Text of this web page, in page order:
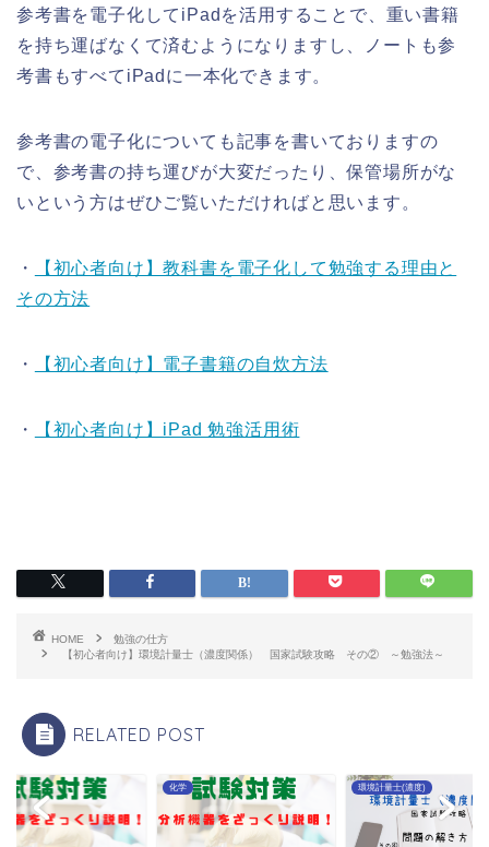
参考書を電子化してiPadを活用することで、重い書籍
を持ち運ばなくて済むようになりますし、ノートも参
考書もすべてiPadに一本化できます。
参考書の電子化についても記事を書いておりますの
で、参考書の持ち運びが大変だったり、保管場所がな
いという方はぜひご覧いただければと思います。
・
【初心者向け】教科書を電子化して勉強する理由と
その方法
・ 【初心者向け】電子書籍の自炊方法
・ 【初心者向け】iPad 勉強活用術
HOME
勉強の仕方
【初心者向け】環境計量士（濃度関係） 国家試験攻略 その② ～勉強法～
RELATED POST
化学 環境計量士(濃度)